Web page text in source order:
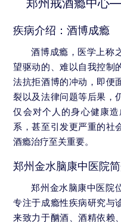
郑州戒酒瘾中心
疾病介绍：酒博成瘾
酒博成瘾，医学上称
望驱动的、难以自我控制
法抗拒酒博的冲动，即便
裂以及法律问题等后果，
仅会对个人的身心健康
系，甚至引发更严重的社
酒瘾治疗至关重要。
郑州金水脑康中医院
郑州金水脑康中医院
专注于成瘾性疾病研究与
来致力于酗酒、酒精依赖